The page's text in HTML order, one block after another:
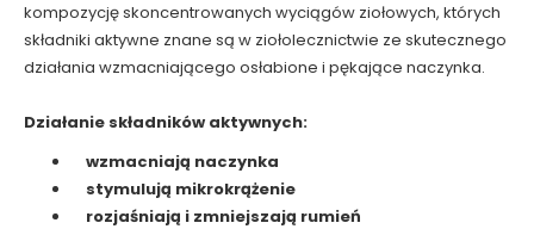
kompozycję skoncentrowanych wyciągów ziołowych, których
składniki aktywne znane są w ziołolecznictwie ze skutecznego
działania wzmacniającego osłabione i pękające naczynka.
Działanie składników aktywnych:
wzmacniają naczynka
stymulują mikrokrążenie
rozjaśniają i zmniejszają rumień